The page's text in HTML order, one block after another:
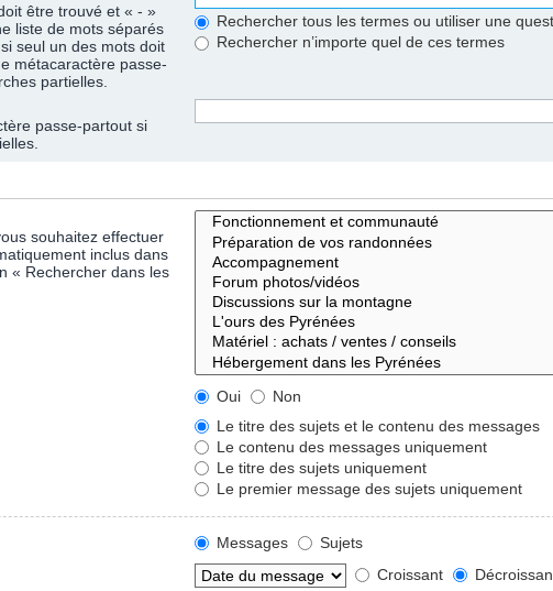
être trouvé et « - »
liste de mots séparés
seul un des mots doit
métacaractère passe-
partielles.
Rechercher tous les termes ou utiliser une
Rechercher n’importe quel de ces termes
passe-partout si
souhaitez effectuer
inclus dans
« Rechercher dans les
Oui
Non
Le titre des sujets et le contenu des messages
Le contenu des messages uniquement
Le titre des sujets uniquement
Le premier message des sujets uniquement
Messages
Sujets
Croissant